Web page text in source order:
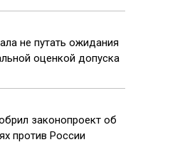
не путать ожидания
оценкой допуска
законопроект об
против России